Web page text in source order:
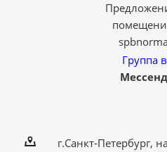
Группа
г.Санкт-Петербург,